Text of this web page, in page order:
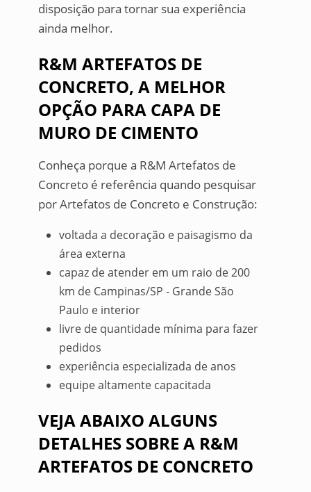
disposição para tornar sua experiência
ainda melhor.
R&M ARTEFATOS DE
CONCRETO, A MELHOR
OPÇÃO PARA CAPA DE
MURO DE CIMENTO
Conheça porque a R&M Artefatos de
Concreto é referência quando pesquisar
por Artefatos de Concreto e Construção:
voltada a decoração e paisagismo da
área externa
capaz de atender em um raio de 200
km de Campinas/SP - Grande São
Paulo e interior
livre de quantidade mínima para fazer
pedidos
experiência especializada de anos
equipe altamente capacitada
VEJA ABAIXO ALGUNS
DETALHES SOBRE A R&M
ARTEFATOS DE CONCRETO